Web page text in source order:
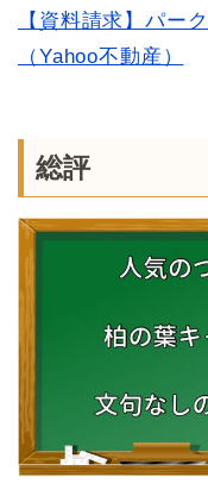
【資料請求】パー
（Yahoo不動産）
総評